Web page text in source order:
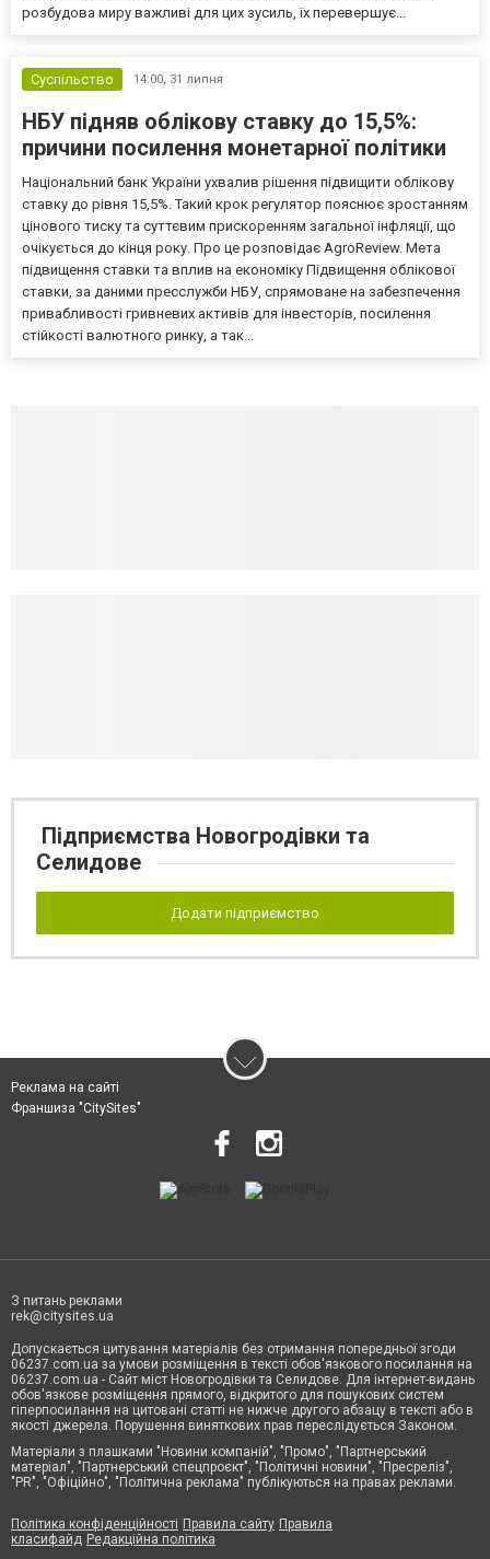
розбудова миру важливі для цих зусиль, їх перевершує...
Суспільство 14:00, 31 липня
НБУ підняв облікову ставку до 15,5%:
причини посилення монетарної політики
Національний банк України ухвалив рішення підвищити облікову
ставку до рівня 15,5%. Такий крок регулятор пояснює зростанням
цінового тиску та суттєвим прискоренням загальної інфляції, що
очікується до кінця року. Про це розповідає AgroReview. Мета
підвищення ставки та вплив на економіку Підвищення облікової
ставки, за даними пресслужби НБУ, спрямоване на забезпечення
привабливості гривневих активів для інвесторів, посилення
стійкості валютного ринку, а так...
Підприємства Новогродівки та
Селидове
Додати підприємство
Реклама на сайті
Франшиза "CitySites"
З питань реклами
rek@citysites.ua
Допускається цитування матеріалів без отримання попередньої згоди
06237.com.ua за умови розміщення в тексті обов'язкового посилання на
06237.com.ua - Сайт міст Новогродівки та Селидове. Для інтернет-видань
обов'язкове розміщення прямого, відкритого для пошукових систем
гіперпосилання на цитовані статті не нижче другого абзацу в тексті або в
якості джерела. Порушення виняткових прав переслідується Законом.
Матеріали з плашками "Новини компаній", "Промо", "Партнерський
матеріал", "Партнерський спецпроєкт", "Політичні новини", "Пресреліз",
"PR", "Офіційно", "Політична реклама" публікуються на правах реклами.
Політика конфіденційності Правила сайту Правила
класифайд Редакційна політика